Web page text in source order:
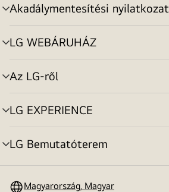
Akadálymentesítési nyilatkozat
menu
toggle
LG WEBÁRUHÁZ
menu
toggle
Az LG-ről
menu
toggle
LG EXPERIENCE
menu
toggle
LG Bemutatóterem
menu
Magyarország, Magyar